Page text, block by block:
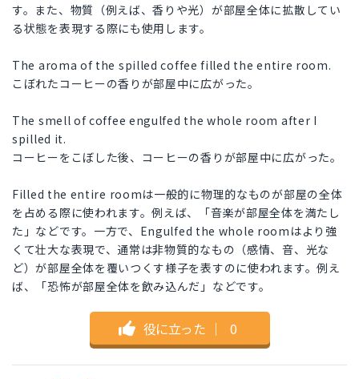
す。また、物質（例えば、香りや光）が部屋全体に拡散してい
る状態を表現する際にも使用します。
The aroma of the spilled coffee filled the entire room.
こぼれたコーヒーの香りが部屋中に広がった。
The smell of coffee engulfed the whole room after I
spilled it.
コーヒーをこぼした後、コーヒーの香りが部屋中に広がった。
Filled the entire roomは一般的に物理的なものが部屋の全体
を占める際に使われます。例えば、「音楽が部屋全体を満たし
た」などです。一方で、Engulfed the whole roomはより強
くて壮大な表現で、通常は非物質的なもの（感情、音、光な
ど）が部屋全体を覆いつくす様子を表すのに使われます。例え
ば、「恐怖が部屋全体を飲み込んだ」などです。
役に立った ｜ 0